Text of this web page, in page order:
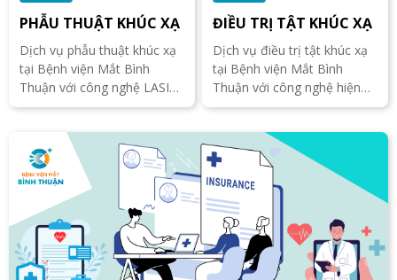
PHẪU THUẬT KHÚC XẠ
Dịch vụ phẫu thuật khúc xạ
tại Bệnh viện Mắt Bình
Thuận với công nghệ LASIK,
ReLEx SMILE, Phakic ICL
sáng rõ, an toàn, hiệu quả.
ĐIỀU TRỊ TẬT KHÚC XẠ
Dịch vụ điều trị tật khúc xạ
tại Bệnh viện Mắt Bình
Thuận với công nghệ hiện
đại, đội ngũ bác sĩ chuyên
toàn, hiệu quả lâu dài.